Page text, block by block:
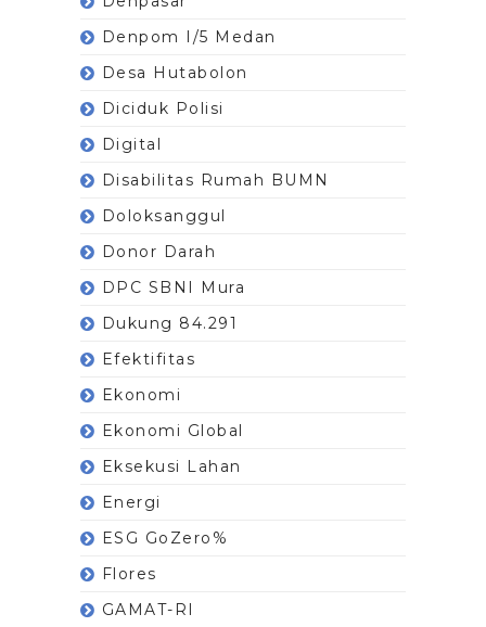
Denpom I/5 Medan
Desa Hutabolon
Diciduk Polisi
Digital
Disabilitas Rumah BUMN
Doloksanggul
Donor Darah
DPC SBNI Mura
Dukung 84.291
Efektifitas
Ekonomi
Ekonomi Global
Eksekusi Lahan
Energi
ESG GoZero%
Flores
GAMAT-RI